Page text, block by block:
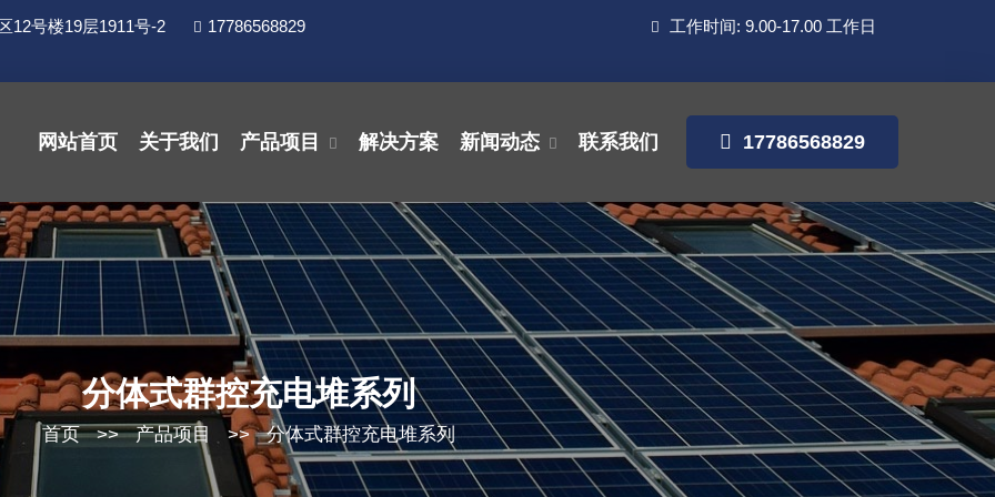
12号楼19层1911号-2 17786568829 工作时间: 9.00-17.00 工作日
网站首页 关于我们 产品项目 解决方案 新闻动态 联系我们 17786568829
分体式群控充电堆系列
首页 >> 产品项目 >> 分体式群控充电堆系列